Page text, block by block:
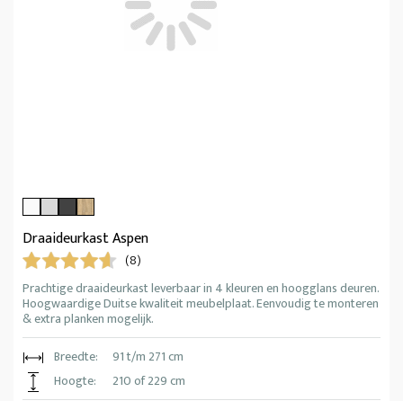
Draaideurkast Aspen
(8)
Prachtige draaideurkast leverbaar in 4 kleuren en hoogglans deuren.
Hoogwaardige Duitse kwaliteit meubelplaat. Eenvoudig te monteren
& extra planken mogelijk.
Breedte:
91 t/m 271 cm
Hoogte:
210 of 229 cm